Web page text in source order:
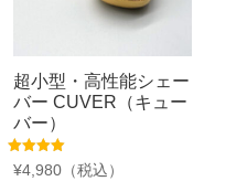
超小型・高性能シェー
バー CUVER（キュー
バー）
5段階中
5.00
¥4,980 （税込）